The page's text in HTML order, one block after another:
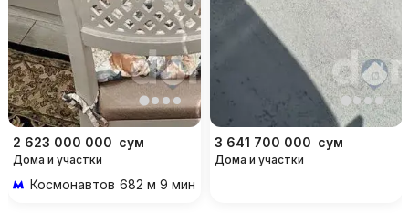
2 623 000 000 сум
Дома и участки
Космонавтов 682 м 9 мин пешком
3 641 700 000 сум
Дома и участки